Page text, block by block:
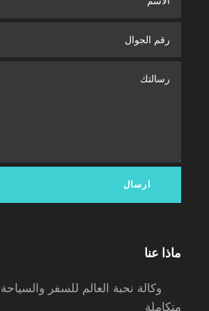
ماذا عنا
وكالة نحبة العالم للسفر
متكاملة